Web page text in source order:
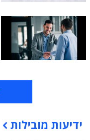
תוכן פרסומי
ידיעות מובילות